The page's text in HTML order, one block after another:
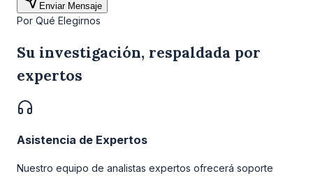
Enviar Mensaje
Por Qué Elegirnos
Su investigación, respaldada por
expertos
Asistencia de Expertos
Nuestro equipo de analistas expertos ofrecerá soporte